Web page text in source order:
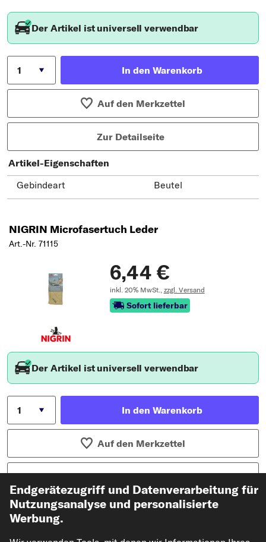
Der Artikel ist universell verwendbar
In den Warenkorb
Auf den Merkzettel
Zur Detailseite
Artikel-Eigenschaften
Gebindeart
Beutel
NIGRIN Microfasertuch Leder
Art.-Nr. 71115
6,44 €
inkl. 20% MwSt., zzgl. Versand
Sofort lieferbar
Der Artikel ist universell verwendbar
In den Warenkorb
Auf den Merkzettel
Zur Detailseite
NIGRIN Microfastertuch für die Lederpflege ist zum Au
ftragen und Verteilen von Wachsen oder zur sanften R
einigung geeignet. Anwendungsbereich auf dem Tuch e
ingestickt.Eigenschaften:Farbe: hellbraunGrö...
Endgerätezugriff und Datenverarbeitung für
Nutzungsanalyse und personalisierte
Werbung.